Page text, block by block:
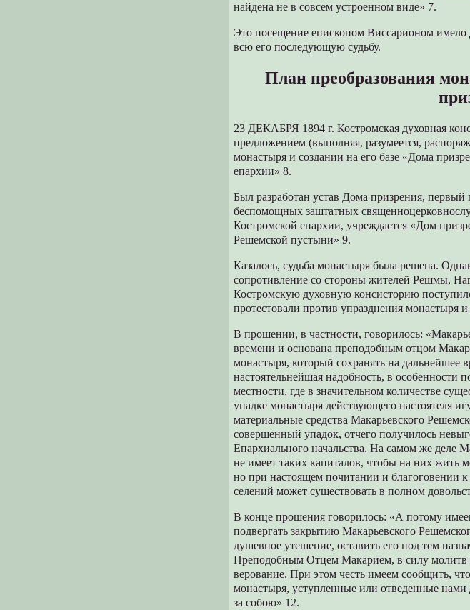
найдена не в совсем устроенном виде» 7.
Это посещение епископом Виссарионом имело
всю его последующую судьбу.
План преобразования
23 ДЕКАБРЯ 1894 г. Костромская духовная
предложением (выполняя, разумеется,
монастыря и создании на его базе «Дома
епархии» 8.
Был разработан устав Дома призрения,
беспомощных заштатных
Костромской епархии, учреждается «Дом
Решемской пустыни» 9.
Казалось, судьба монастыря была решена.
сопротивление со стороны жителей Решмы,
Костромскую духовную консисторию
протестовали против упразднения монастыря
В прошении, в частности, говорилось:
времени и основана преподобным отцом
монастыря, который сохранять на дальнейшее
настоятельнейшая надобность, в
местности, где в значительном количестве
упадке монастыря действующего настоятеля
материальные средства Макарьевского
совершенный упадок, отчего получилось
Епархиального начальства. На самом же деле
не имеет таких капиталов, чтобы на них жить
но при настоящем почитании и благоговении
селений может существовать в полном
В конце прошения говорилось: «А потому
подвергать закрытию Макарьевского
душевное утешение, оставить его под тем
Преподобным Отцем Макарием, в силу молитв
верование. При этом честь имеем сообщить,
монастыря, уступленные или отведенные
за собою» 12.